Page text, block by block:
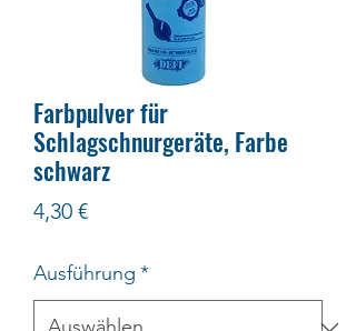
Farbpulver für
Schlagschnurgeräte, Farbe
schwarz
4,30 €Preis
Ausführung *